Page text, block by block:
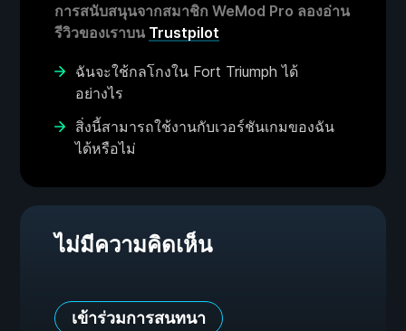
การสนับสนุนจากสมาชิก WeMod Pro ลองอ่าน
รีวิวของเราบน Trustpilot
ฉันจะใช้กลโกงใน Fort Triumph ได้
อย่างไร
สิ่งนี้สามารถใช้งานกับเวอร์ชันเกมของฉัน
ได้หรือไม่
ไม่มีความคิดเห็น
เข้าร่วมการสนทนา